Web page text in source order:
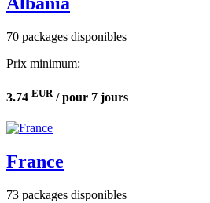
70 packages disponibles
Prix minimum:
3.74 EUR/ pour 7 jours
France
73 packages disponibles